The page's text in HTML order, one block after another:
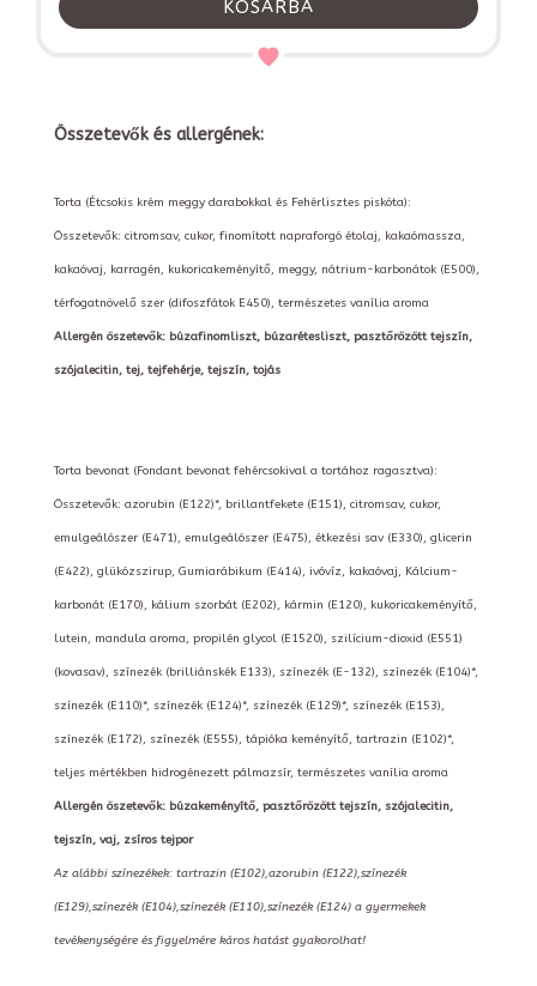
KOSÁRBA
Összetevők és allergének:
Torta (Étcsokis krém meggy darabokkal és Fehérlisztes piskóta):
Összetevők: citromsav, cukor, finomított napraforgó étolaj, kakaómassza,
kakaóvaj, karragén, kukoricakeményítő, meggy, nátrium-karbonátok (E500),
térfogatnövelő szer (difoszfátok E450), természetes vanília aroma
Allergén öszetevők: búzafinomliszt, búzarétesliszt, pasztőrözött tejszín,
szójalecitin, tej, tejfehérje, tejszín, tojás
Torta bevonat (Fondant bevonat fehércsokival a tortához ragasztva):
Összetevők: azorubin (E122)*, brillantfekete (E151), citromsav, cukor,
emulgeálószer (E471), emulgeálószer (E475), étkezési sav (E330), glicerin
(E422), glükózszirup, Gumiarábikum (E414), ivóvíz, kakaóvaj, Kálcium-
karbonát (E170), kálium szorbát (E202), kármin (E120), kukoricakeményítő,
lutein, mandula aroma, propilén glycol (E1520), szilícium-dioxid (E551)
(kovasav), színezék (brilliánskék E133), színezék (E-132), színezék (E104)*,
színezék (E110)*, színezék (E124)*, színezék (E129)*, színezék (E153),
színezék (E172), színezék (E555), tápióka keményítő, tartrazin (E102)*,
teljes mértékben hidrogénezett pálmazsír, természetes vanília aroma
Allergén öszetevők: búzakeményítő, pasztőrözött tejszín, szójalecitin,
tejszín, vaj, zsíros tejpor
Az alábbi színezékek: tartrazin (E102),azorubin (E122),színezék
(E129),színezék (E104),színezék (E110),színezék (E124) a gyermekek
tevékenységére és figyelmére káros hatást gyakorolhat!